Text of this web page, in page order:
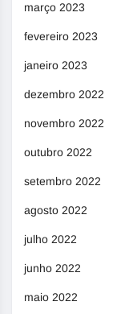
março 2023
fevereiro 2023
janeiro 2023
dezembro 2022
novembro 2022
outubro 2022
setembro 2022
agosto 2022
julho 2022
junho 2022
maio 2022